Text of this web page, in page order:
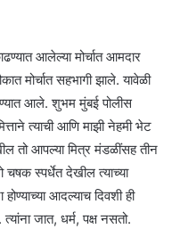
आलेल्या मोर्चात आमदार
मोर्चात सहभागी झाले. यावेळी
आले. शुभम मुंबई पोलीस
त्याची आणि माझी नेहमी भेट
तो आपल्या मित्र मंडळींसह तीन
चषक स्पर्धेत देखील त्याच्या
आदल्याच दिवशी ही
जात, धर्म, पक्ष नसतो.